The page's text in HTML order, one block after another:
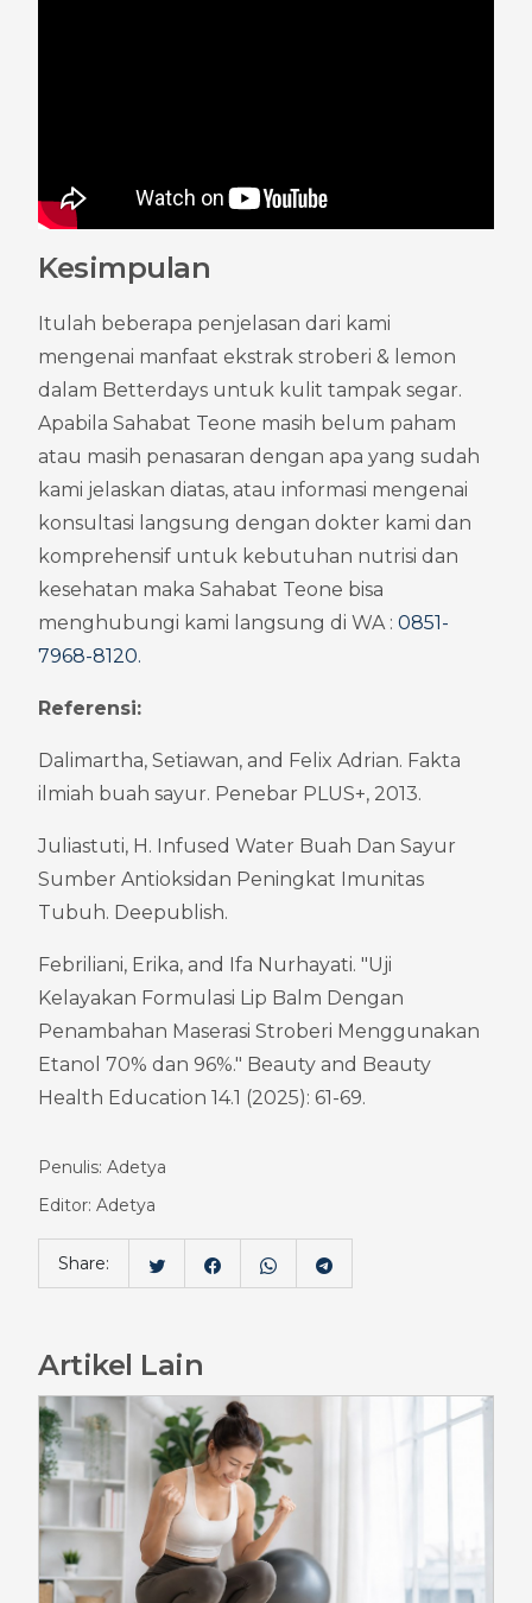
Kesimpulan
Itulah beberapa penjelasan dari kami
mengenai manfaat ekstrak stroberi & lemon
dalam Betterdays untuk kulit tampak segar.
Apabila Sahabat Teone masih belum paham
atau masih penasaran dengan apa yang sudah
kami jelaskan diatas, atau informasi mengenai
konsultasi langsung dengan dokter kami dan
komprehensif untuk kebutuhan nutrisi dan
kesehatan maka Sahabat Teone bisa
menghubungi kami langsung di WA : 0851-
7968-8120.
Referensi:
Dalimartha, Setiawan, and Felix Adrian. Fakta
ilmiah buah sayur. Penebar PLUS+, 2013.
Juliastuti, H. Infused Water Buah Dan Sayur
Sumber Antioksidan Peningkat Imunitas
Tubuh. Deepublish.
Febriliani, Erika, and Ifa Nurhayati. "Uji
Kelayakan Formulasi Lip Balm Dengan
Penambahan Maserasi Stroberi Menggunakan
Etanol 70% dan 96%." Beauty and Beauty
Health Education 14.1 (2025): 61-69.
Penulis: Adetya
Editor: Adetya
Share:
Artikel Lain